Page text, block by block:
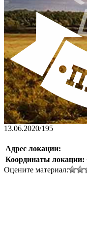
13.06.2020/195
Адрес локации:
Координаты локации:
Оцените материал: